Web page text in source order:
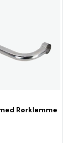
Rørklemme